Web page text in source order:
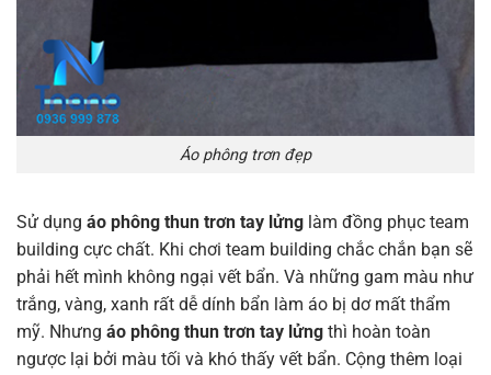
Áo phông trơn đẹp
Sử dụng áo phông thun trơn tay lửng làm đồng phục team
building cực chất. Khi chơi team building chắc chắn bạn sẽ
phải hết mình không ngại vết bẩn. Và những gam màu như
trắng, vàng, xanh rất dễ dính bẩn làm áo bị dơ mất thẩm
mỹ. Nhưng áo phông thun trơn tay lửng thì hoàn toàn
ngược lại bởi màu tối và khó thấy vết bẩn. Cộng thêm loại